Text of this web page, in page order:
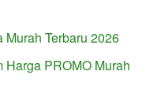
Terbaru 2026
Harga PROMO Murah